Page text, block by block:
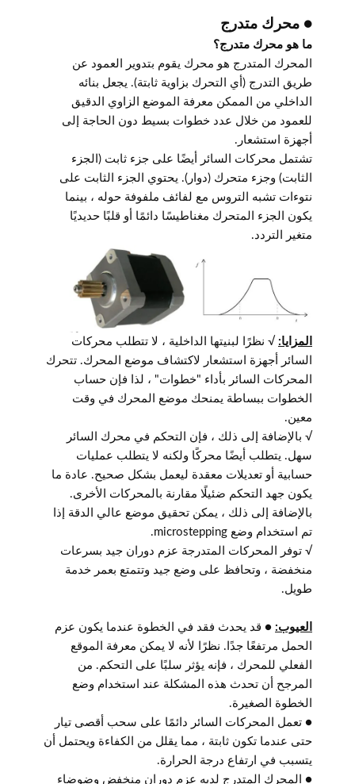
● محرك متدرج
ما هو محرك متدرج؟
المحرك المتدرج هو محرك يقوم بتدوير العمود عن
طريق التدرج (أي التحرك بزاوية ثابتة). يجعل بنائه
الداخلي من الممكن معرفة الموضع الزاوي الدقيق
للعمود من خلال عدد خطوات بسيط دون الحاجة إلى
أجهزة استشعار.
تشتمل محركات السائر أيضًا على جزء ثابت (الجزء
الثابت) وجزء متحرك (دوار). يحتوي الجزء الثابت على
نتوءات تشبه التروس مع لفائف ملفوفة حوله ، بينما
يكون الجزء المتحرك مغناطيسًا دائمًا أو قلبًا حديديًا
متغير التردد.
المزايا: √ نظرًا لبنيتها الداخلية ، لا تتطلب محركات
السائر أجهزة استشعار لاكتشاف موضع المحرك. تتحرك
المحركات السائر بأداء "خطوات" ، لذا فإن حساب
الخطوات ببساطة يمنحك موضع المحرك في وقت
معين.
√ بالإضافة إلى ذلك ، فإن التحكم في محرك السائر
سهل. يتطلب أيضًا محركًا ولكنه لا يتطلب عمليات
حسابية أو تعديلات معقدة ليعمل بشكل صحيح. عادة ما
يكون جهد التحكم ضئيلًا مقارنة بالمحركات الأخرى.
بالإضافة إلى ذلك ، يمكن تحقيق موضع عالي الدقة إذا
تم استخدام وضع microstepping.
√ توفر المحركات المتدرجة عزم دوران جيد بسرعات
منخفضة ، وتحافظ على وضع جيد وتتمتع بعمر خدمة
طويل.
العيوب: ● قد يحدث فقد في الخطوة عندما يكون عزم
الحمل مرتفعًا جدًا. نظرًا لأنه لا يمكن معرفة الموقع
الفعلي للمحرك ، فإنه يؤثر سلبًا على التحكم. من
المرجح أن تحدث هذه المشكلة عند استخدام وضع
الخطوة الصغيرة.
● تعمل المحركات السائر دائمًا على سحب أقصى تيار
حتى عندما تكون ثابتة ، مما يقلل من الكفاءة ويحتمل أن
يتسبب في ارتفاع درجة الحرارة.
● المحرك المتدرج لديه عزم دوران منخفض وضوضاء